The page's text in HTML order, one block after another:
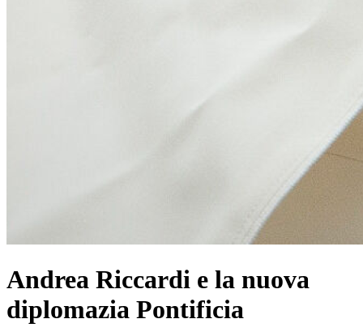
Andrea Riccardi e la nuova
diplomazia Pontificia